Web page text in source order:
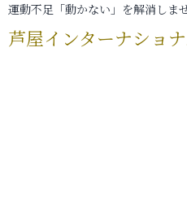
運動不足「動かない」を解消しま
芦屋インターナショ